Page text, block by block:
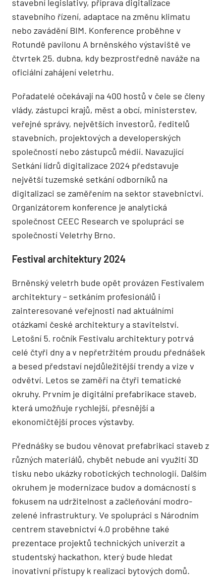
stavební legislativy, příprava digitalizace
stavebního řízení, adaptace na změnu klimatu
nebo zavádění BIM. Konference proběhne v
Rotundě pavilonu A brněnského výstaviště ve
čtvrtek 25. dubna, kdy bezprostředně naváže na
oficiální zahájení veletrhu.
Pořadatelé očekávají na 400 hostů v čele se členy
vlády, zástupci krajů, měst a obcí, ministerstev,
veřejné správy, největších investorů, ředitelů
stavebních, projektových a developerských
společností nebo zástupců médií. Navazující
Setkání lídrů digitalizace 2024 představuje
největší tuzemské setkání odborníků na
digitalizaci se zaměřením na sektor stavebnictví.
Organizátorem konference je analytická
společnost CEEC Research ve spolupráci se
společností Veletrhy Brno.
Festival architektury 2024
Brněnský veletrh bude opět provázen Festivalem
architektury – setkáním profesionálů i
zainteresované veřejnosti nad aktuálními
otázkami české architektury a stavitelství.
Letošní 5. ročník Festivalu architektury potrvá
celé čtyři dny a v nepřetržitém proudu přednášek
a besed představí nejdůležitější trendy a vize v
odvětví. Letos se zaměří na čtyři tematické
okruhy. Prvním je digitální prefabrikace staveb,
která umožňuje rychlejší, přesnější a
ekonomičtější proces výstavby.
Přednášky se budou věnovat prefabrikaci staveb z
různých materiálů, chybět nebude ani využití 3D
tisku nebo ukázky robotických technologií. Dalším
okruhem je modernizace budov a domácností s
fokusem na udržitelnost a začleňování modro-
zelené infrastruktury. Ve spolupráci s Národním
centrem stavebnictví 4.0 proběhne také
prezentace projektů technických univerzit a
studentský hackathon, který bude hledat
inovativní přístupy k realizaci bytových domů.